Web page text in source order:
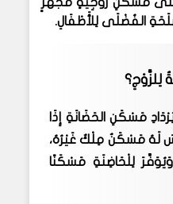
مَسْكَنِ زَوْجِيَّةٍ مُجَهَّزٍ
الفُضْلَى لِلأَطْفَالِ.
لِلزَّوْجِ؟
مَسْكَنِ الحَضَانَةِ إِذَا
لَهُ مَسْكَنٌ مِلْكٌ غَيْرُهُ،
لِلْحَاضِنَةِ مَسْكَنًا